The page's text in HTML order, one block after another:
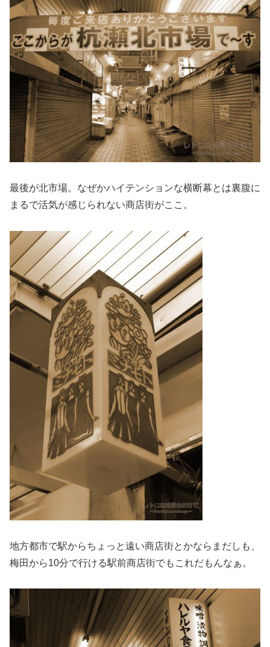
最後が北市場。なぜかハイテンションな横断幕とは裏腹に
まるで活気が感じられない商店街がここ。
地方都市で駅からちょっと遠い商店街とかならまだしも、
梅田から10分で行ける駅前商店街でもこれだもんなぁ。